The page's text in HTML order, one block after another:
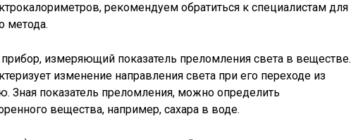
рекомендуем обратиться к специалистам для
метода.
измеряющий показатель преломления света в веществе.
изменение направления света при его переходе из
Зная показатель преломления, можно определить
вещества, например, сахара в воде.